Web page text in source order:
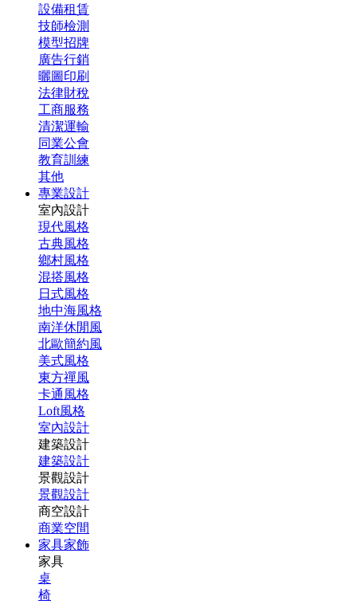
設備租賃
技師檢測
模型招牌
廣告行銷
曬圖印刷
法律財稅
工商服務
清潔運輸
同業公會
教育訓練
其他
專業設計
室內設計
現代風格
古典風格
鄉村風格
混搭風格
日式風格
地中海風格
南洋休閒風
北歐簡約風
美式風格
東方禪風
卡通風格
Loft風格
室內設計
建築設計
建築設計
景觀設計
景觀設計
商空設計
商業空間
家具家飾
家具
桌
椅